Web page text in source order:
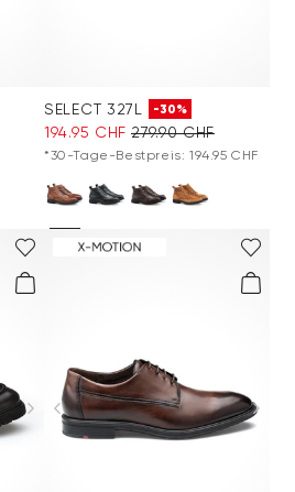
SELECT 327L -30%
194.95 CHF 279.90 CHF
*30-Tage-Bestpreis: 194.95 CHF